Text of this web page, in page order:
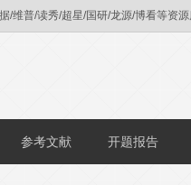
/维普/读秀/超星/国研/龙源/博看等
参考文献 开题报告